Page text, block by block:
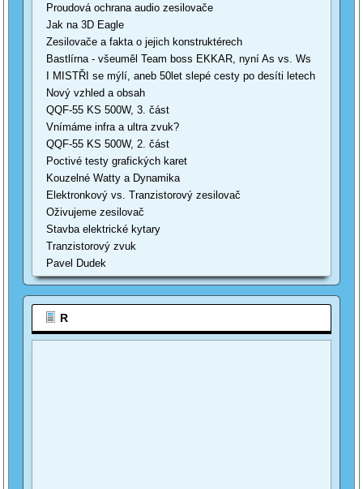
Proudová ochrana audio zesilovače
Jak na 3D Eagle
Zesilovače a fakta o jejich konstruktérech
Bastlírna - všeuměl Team boss EKKAR, nyní As vs. Ws
I MISTŘI se mýlí, aneb 50let slepé cesty po desíti letech
Nový vzhled a obsah
QQF-55 KS 500W, 3. část
Vnímáme infra a ultra zvuk?
QQF-55 KS 500W, 2. část
Poctivé testy grafických karet
Kouzelné Watty a Dynamika
Elektronkový vs. Tranzistorový zesilovač
Oživujeme zesilovač
Stavba elektrické kytary
Tranzistorový zvuk
Pavel Dudek
R